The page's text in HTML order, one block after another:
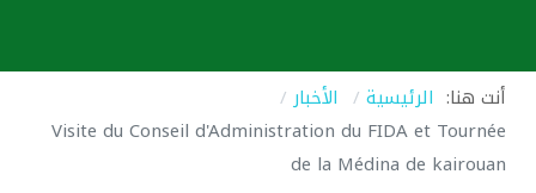
أنت هنا: الرئيسية
الأخبار
Visite du Conseil d'Administration du FIDA et Tournée
de la Médina de kairouan